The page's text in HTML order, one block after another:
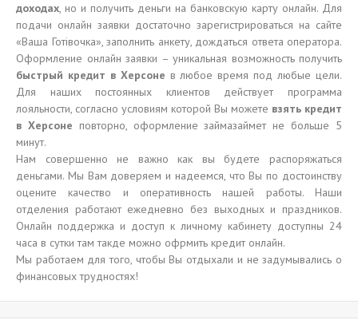
доходах, но и получить деньги на банковскую карту онлайн. Для
подачи онлайн заявки достаточно зарегистрироваться на сайте
«Ваша Готівочка», заполнить анкету, дождаться ответа оператора.
Оформление онлайн заявки – уникальная возможность получить
быстрый кредит в Херсоне в любое время под любые цели.
Для наших постоянных клиентов действует программа
лояльности, согласно условиям которой Вы можете взять кредит
в Херсоне повторно, оформление займазаймет не больше 5
минут.
Нам совершенно не важно как вы будете распоряжаться
деньгами. Мы Вам доверяем и надеемся, что Вы по достоинству
оцените качество и оперативность нашей работы. Наши
отделения работают ежедневно без выходных и праздников.
Онлайн поддержка и доступ к личному кабинету доступны 24
часа в сутки там такде можно офрмить кредит онлайн.
Мы работаем для того, чтобы Вы отдыхали и не задумывались о
финансовых трудностях!